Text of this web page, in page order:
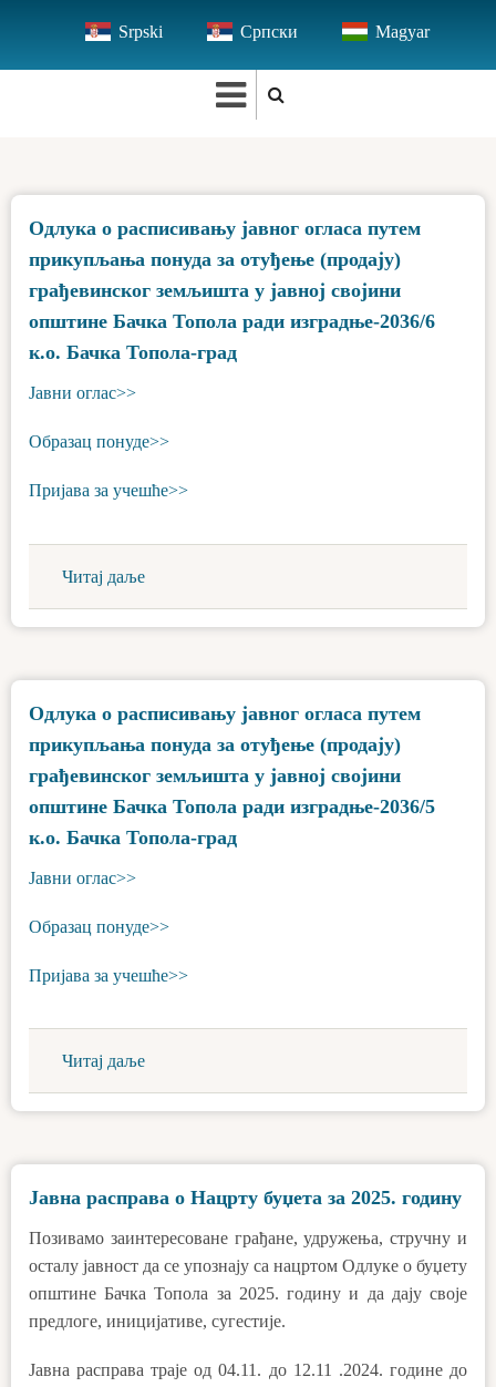
main
Srpski Српски Magyar
Одлука о расписивању јавног огласа путем
прикупљања понуда за отуђење (продају)
грађевинског земљишта у јавној својини
општине Бачка Топола ради изградње-2036/6
к.о. Бачка Топола-град
Јавни оглас>>
Образац понуде>>
Пријава за учешће>>
Читај даље
Одлука о расписивању јавног огласа путем
прикупљања понуда за отуђење (продају)
грађевинског земљишта у јавној својини
општине Бачка Топола ради изградње-2036/5
к.о. Бачка Топола-град
Јавни оглас>>
Образац понуде>>
Пријава за учешће>>
Читај даље
Јавна расправа о Нацрту буџета за 2025. годину
Позивамо заинтересоване грађане, удружења, стручну и
осталу јавност да се упознају са нацртом Одлуке о буџету
општине Бачка Топола за 2025. годину и да дају своје
предлоге, иницијативе, сугестије.
Јавна расправа траје од 04.11. до 12.11 .2024. године до